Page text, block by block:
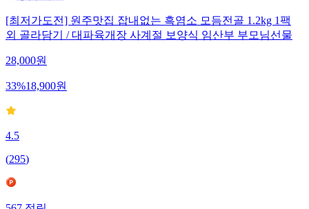
[최저가도전] 원주맛집 잡내없는 흑염소 모듬전골 1.2kg 1팩
외 골라담기 / 대파육개장 사계절 보양식 임산부 부모님선물
28,000원
33%18,900원
4.5
(295)